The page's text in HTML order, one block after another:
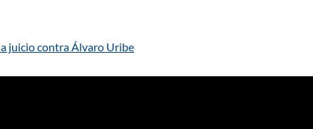
a juicio contra Álvaro Uribe